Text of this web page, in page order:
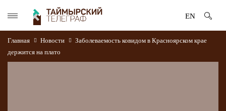
EN
Главная Новости
Заболеваемость ковидом в Красноярском крае
держится на плато